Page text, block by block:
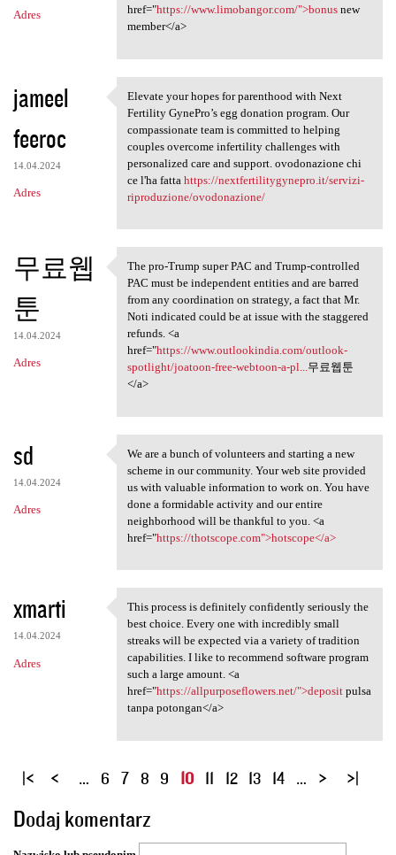
Adres
href="https://www.limobangor.com/">bonusnew
member</a>
jameel
feeroc
14.04.2024
Adres
Elevate your hopes for
Elevate your hopes for parenthood with Next
Fertility GynePro’s egg donation program. Our
compassionate team is committed to helping
couples overcome infertility challenges with
personalized care and support. ovodonazione chi
ce l'ha fatta https://nextfertilitygynepro.it/servizi-
riproduzione/ovodonazione/
무료웹
툰
14.04.2024
Adres
The pro-Trump super PAC and
The pro-Trump super PAC and Trump-controlled
PAC must be independent entities and are barred
from any coordination on strategy, a fact that Mr.
Noti indicated could be at issue with the staggered
refunds. <a
href="https://www.outlookindia.com/outlook-
spotlight/joatoon-free-webtoon-a-pl...무료웹툰
</a>
sd
14.04.2024
Adres
We are a bunch of volunteers
We are a bunch of volunteers and starting a new
scheme in our community. Your web site provided
us with valuable information to work on. You have
done a formidable activity and our entire
neighborhood will be thankful to you. <a
href="https://thotscope.com">hotscope</a>
xmarti
14.04.2024
Adres
This process is definitely
This process is definitely confidently seriously the
best choice. Every one with incredibly small
streaks will be expected via a variety of tradition
capabilities. I like to recommend software program
such a large amount. <a
href="https://allpurposeflowers.net/">depositpulsa
tanpa potongan</a>
S
r
o
… 6 7 8 9 10 11 12 13 14 …
Dodaj komentarz